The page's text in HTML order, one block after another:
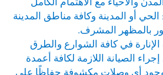
أو المدينة وكافة مناطق المدينة
بالمظهر المشرف.
في كافة الشوارع والطرق
الصيانة اللازمة لكافة أعمدة
وجود أي وصلات مكشوفة حفاظًا على